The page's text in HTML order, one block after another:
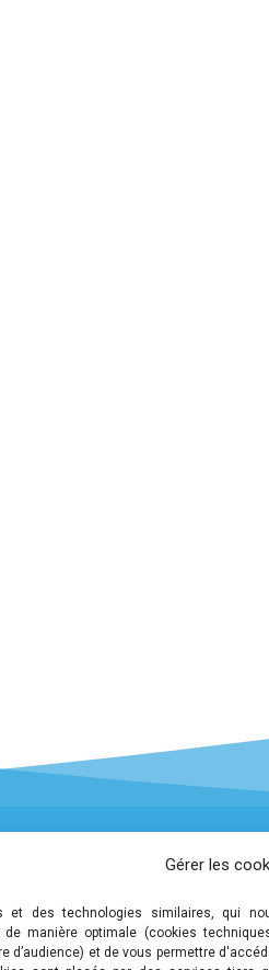
Gérer les
et des technologies similaires, qui
manière optimale (cookies
d’audience) et de vous permettre